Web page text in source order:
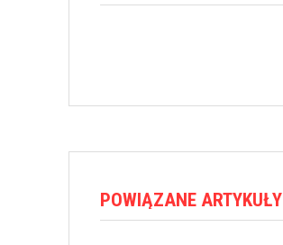
POWIĄZANE ARTYKUŁY